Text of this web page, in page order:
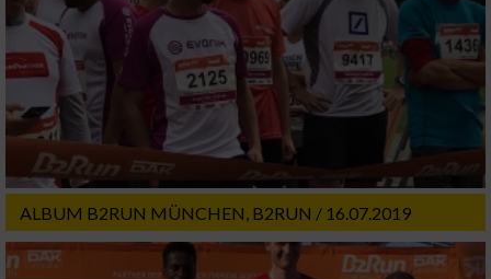
ALBUM B2RUN MÜNCHEN, B2RUN / 16.07.2019